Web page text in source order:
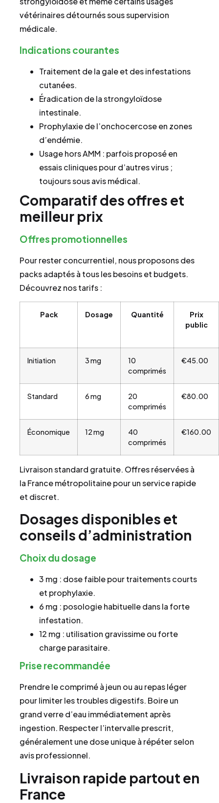
vétérinaires détournés sous supervision
médicale.
Indications courantes
Traitement de la gale et des infestations
cutanées.
Éradication de la strongyloïdose
intestinale.
Prophylaxie de l’onchocercose en zones
d’endémie.
Usage hors AMM : parfois proposé en
essais cliniques pour d’autres virus ;
toujours sous avis médical.
Comparatif des offres et
meilleur prix
Offres promotionnelles
Pour rester concurrentiel, nous proposons des
packs adaptés à tous les besoins et budgets.
Découvrez nos tarifs :
Pack Dosage Quantité
Prix
public
Initiation 3 mg
10
comprimés
€45.00
Standard 6 mg
20
comprimés
€80.00
Économique 12 mg
40
comprimés
€160.00
Livraison standard gratuite. Offres réservées à
la France métropolitaine pour un service rapide
et discret.
Dosages disponibles et
conseils d’administration
Choix du dosage
3 mg : dose faible pour traitements courts
et prophylaxie.
6 mg : posologie habituelle dans la forte
infestation.
12 mg : utilisation gravissime ou forte
charge parasitaire.
Prise recommandée
Prendre le comprimé à jeun ou au repas léger
pour limiter les troubles digestifs. Boire un
grand verre d’eau immédiatement après
ingestion. Respecter l’intervalle prescrit,
généralement une dose unique à répéter selon
avis professionnel.
Livraison rapide partout en
France